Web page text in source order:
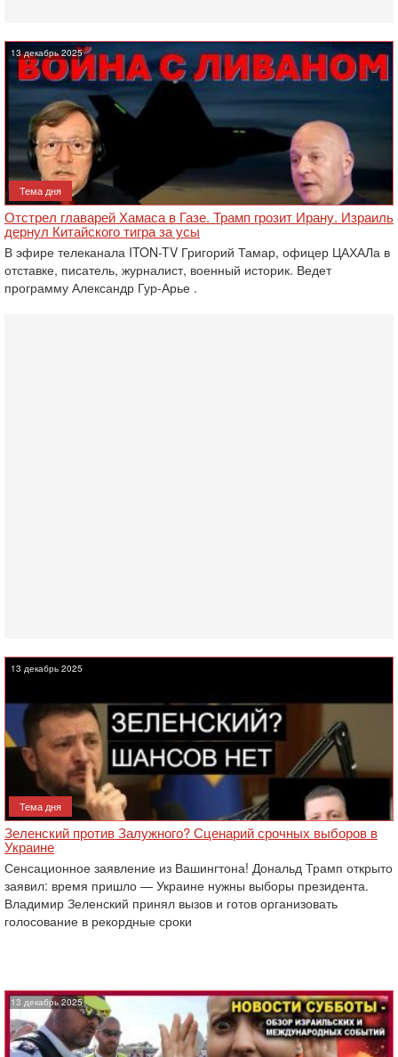
13 декабрь 2025
Тема дня
Отстрел главарей Хамаса в Газе. Трамп грозит Ирану. Израиль
дернул Китайского тигра за усы
В эфире телеканала ITON-TV Григорий Тамар, офицер ЦАХАЛа в
отставке, писатель, журналист, военный историк. Ведет
программу Александр Гур-Арье .
13 декабрь 2025
Тема дня
Зеленский против Залужного? Сценарий срочных выборов в
Украине
Сенсационное заявление из Вашингтона! Дональд Трамп открыто
заявил: время пришло — Украине нужны выборы президента.
Владимир Зеленский принял вызов и готов организовать
голосование в рекордные сроки
13 декабрь 2025